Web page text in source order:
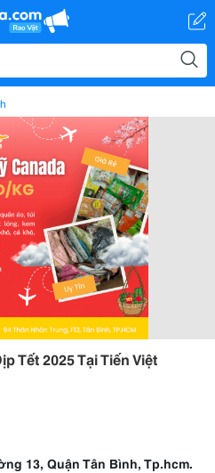
Tết 2025 Tại Tiến Việt
13, Quận Tân Bình, Tp.hcm.